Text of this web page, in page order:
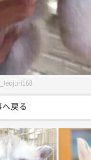
戻る